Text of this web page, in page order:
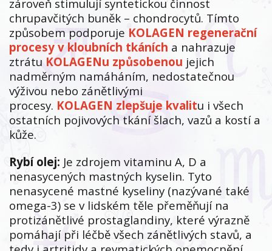
zároveň stimulují syntetickou činnost
chrupavčitých buněk – chondrocytů. Tímto
způsobem podporuje KOLAGEN regenerační
procesy v kloubních tkáních a nahrazuje
ztrátu KOLAGENu způsobenou jejich
nadměrným namáháním, nedostatečnou
výživou nebo zánětlivými
procesy. KOLAGEN zlepšuje kvalitu i všech
ostatních pojivových tkání šlach, vazů a kostí a
kůže.
Rybí olej: Je zdrojem vitaminu A, D a
nenasycených mastných kyselin. Tyto
nenasycené mastné kyseliny (nazývané také
omega-3) se v lidském těle přeměňují na
protizánětlivé prostaglandiny, které výrazně
pomáhají při léčbě všech zánětlivých stavů, a